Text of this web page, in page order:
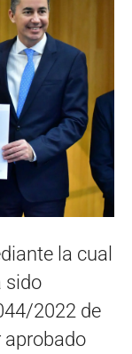
la cual
sido
2022 de
aprobado